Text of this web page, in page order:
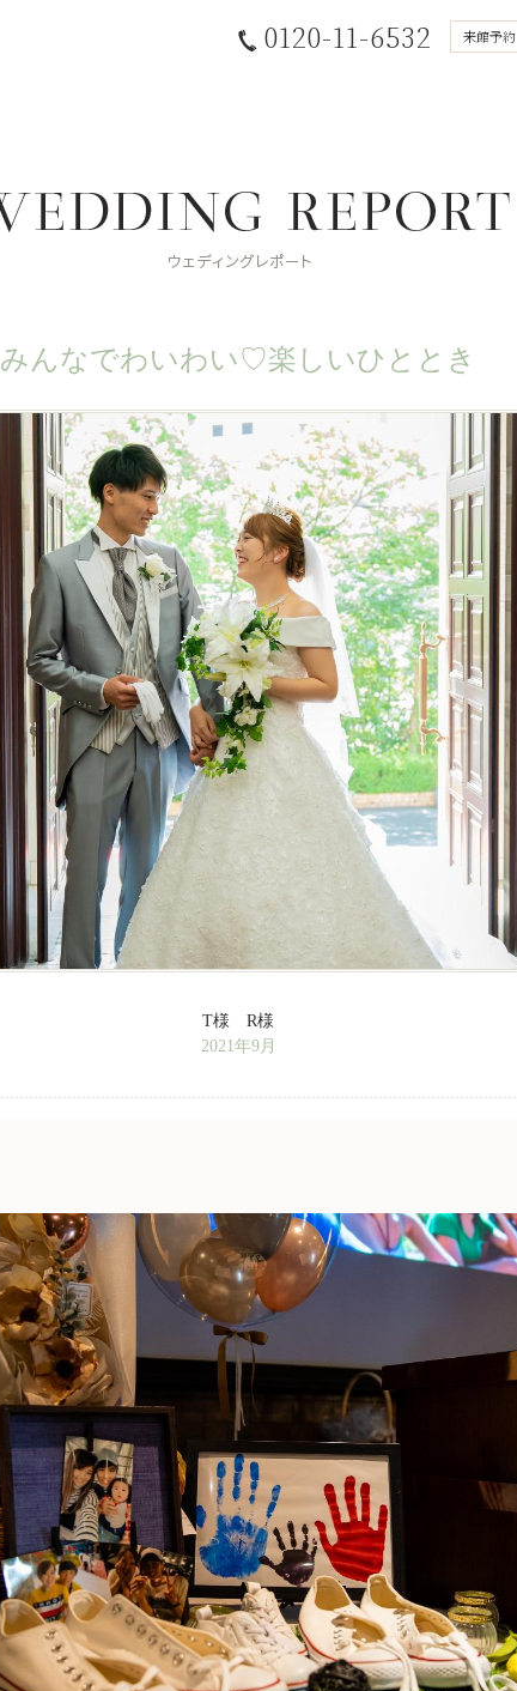
0120-11-6532 来館予約
みんなでわいわい♡楽しいひととき
T様 R様
2021年9月